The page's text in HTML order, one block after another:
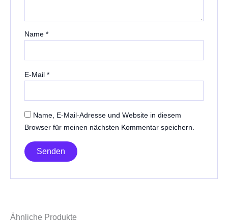
Name *
E-Mail *
Name, E-Mail-Adresse und Website in diesem
Browser für meinen nächsten Kommentar speichern.
Ähnliche Produkte